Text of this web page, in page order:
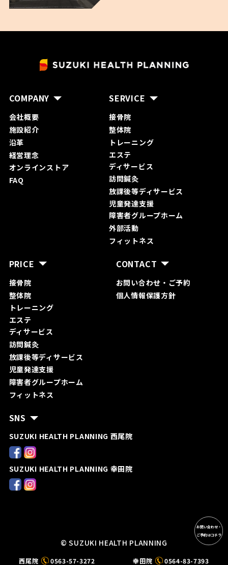
COMPANY
会社概要
施設紹介
沿革
経営理念
オンラインストア
FAQ
SERVICE
接骨院
整体院
トレーニング
エステ
ディサービス
訪問鍼灸
放課後等ディサービス
児童発達支援
障害者グループホーム
外部活動
フィットネス
PRICE
接骨院
整体院
トレーニング
エステ
ディサービス
訪問鍼灸
放課後等ディサービス
児童発達支援
障害者グループホーム
フィットネス
CONTACT
お問い合わせ・ご予約
個人情報保護方針
SNS
SUZUKI HEALTH PLANNING 西尾院
SUZUKI HEALTH PLANNING 幸田院
© SUZUKI HEALTH PLANNING
西尾院 0563-57-3272 幸田院 0564-83-7393
お問い合わせ・
ご予約はコチラ